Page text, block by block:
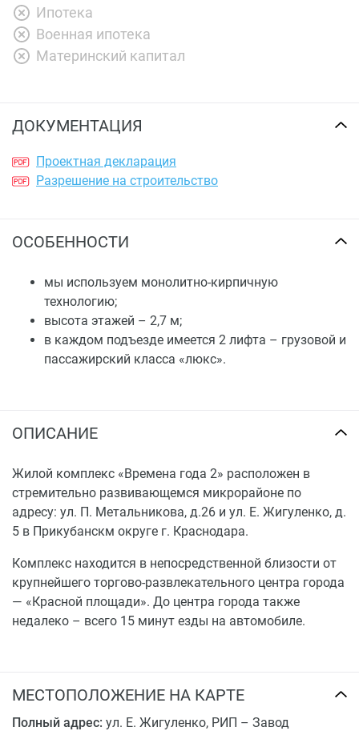
Ипотека
Военная ипотека
Материнский капитал
ДОКУМЕНТАЦИЯ
Проектная декларация
Разрешение на строительство
ОСОБЕННОСТИ
мы используем монолитно-кирпичную
технологию;
высота этажей – 2,7 м;
в каждом подъезде имеется 2 лифта – грузовой и
пассажирский класса «люкс».
ОПИСАНИЕ
Жилой комплекс «Времена года 2» расположен в
стремительно развивающемся микрорайоне по
адресу: ул. П. Метальникова, д.26 и ул. Е. Жигуленко, д.
5 в Прикубанскм округе г. Краснодара.
Комплекс находится в непосредственной близости от
крупнейшего торгово-развлекательного центра города
— «Красной площади». До центра города также
недалеко – всего 15 минут езды на автомобиле.
МЕСТОПОЛОЖЕНИЕ НА КАРТЕ
Полный адрес: ул. Е. Жигуленко, РИП – Завод